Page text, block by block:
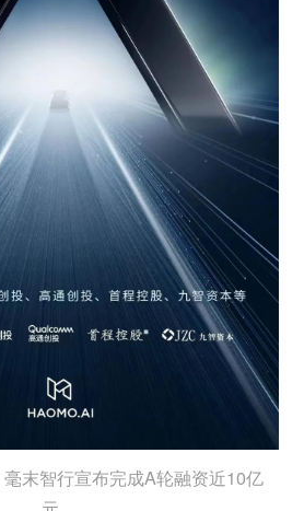
末智行宣布完成A轮融资近10亿